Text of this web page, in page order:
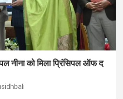
नीना को मिला प्रिंसिपल ऑफ द